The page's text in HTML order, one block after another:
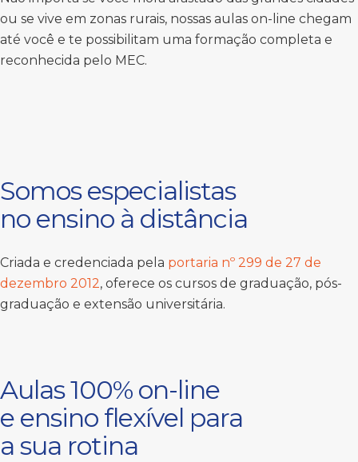
ou se vive em zonas rurais, nossas aulas on-line chegam
até você e te possibilitam uma formação completa e
reconhecida pelo MEC.
Somos especialistas
no ensino à distância
Criada e credenciada pela portaria nº 299 de 27 de
dezembro 2012, oferece os cursos de graduação, pós-
graduação e extensão universitária.
Aulas 100% on-line
e ensino flexível para
a sua rotina